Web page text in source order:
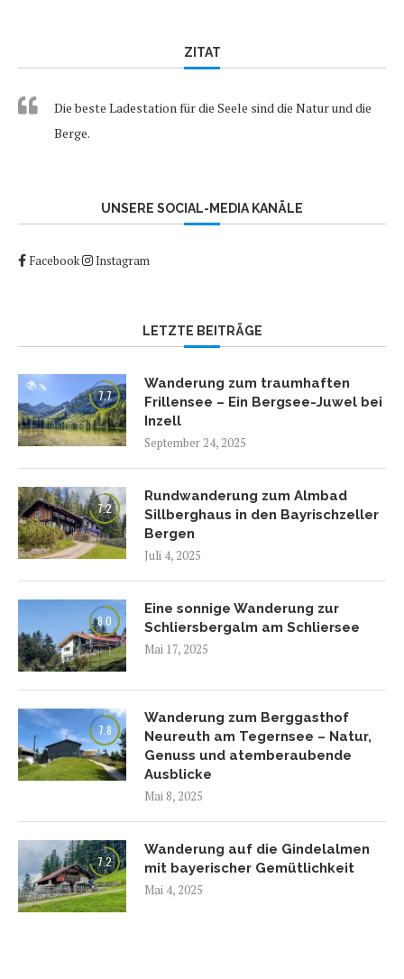
ZITAT
Die beste Ladestation für die Seele sind die Natur und die
Berge.
UNSERE SOCIAL-MEDIA KANÄLE
Facebook Instagram
LETZTE BEITRÄGE
7.7
Wanderung zum traumhaften
Frillensee – Ein Bergsee-Juwel bei
Inzell
September 24, 2025
7.2
Rundwanderung zum Almbad
Sillberghaus in den Bayrischzeller
Bergen
Juli 4, 2025
8.0
Eine sonnige Wanderung zur
Schliersbergalm am Schliersee
Mai 17, 2025
7.8
Wanderung zum Berggasthof
Neureuth am Tegernsee – Natur,
Genuss und atemberaubende
Ausblicke
Mai 8, 2025
7.2
Wanderung auf die Gindelalmen
mit bayerischer Gemütlichkeit
Mai 4, 2025